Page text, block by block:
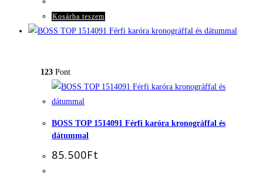
Kosárba teszem
123 Pont
BOSS TOP 1514091 Férfi karóra kronográffal és
dátummal
85.500Ft